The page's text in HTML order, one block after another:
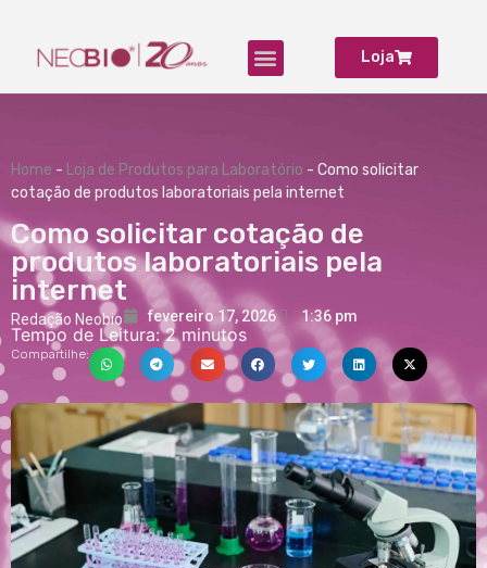
Loja
Home - Loja de Produtos para Laboratório - Como solicitar
cotação de produtos laboratoriais pela internet
Como solicitar cotação de
produtos laboratoriais pela
internet
Redação Neobio fevereiro 17, 2026 1:36 pm
Tempo de Leitura: 2 minutos
Compartilhe: